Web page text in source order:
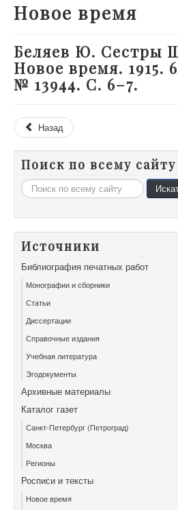
Новое время
Беляев Ю. Сестры
Новое время. 1915.
№ 13944. С. 6–7.
Назад
Поиск по всему сайту
Искать...
Источники
Библиография печатных работ
Монографии и сборники
Статьи
Диссертации
Справочные издания
Учебная литература
Эгодокументы
Архивные материалы
Каталог газет
Санкт-Петербург (Петроград)
Москва
Регионы
Росписи и тексты
Новое время